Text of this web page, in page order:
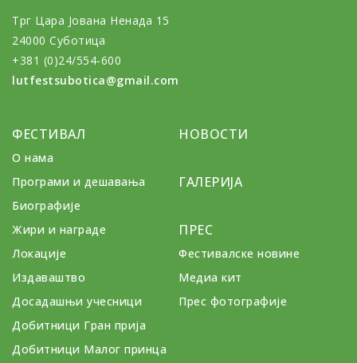
Трг Цара Јована Ненада 15
24000 Суботица
+381 (0)24/554-600
lutfestsubotica@gmail.com
ФЕСТИВАЛ
О нама
Програми и дешавања
Биографије
Жири и награде
Локације
Издаваштво
Досадашњи учесници
Добитници Гран прија
Добитници Малог принца
НОВОСТИ
ГАЛЕРИЈА
ПРЕС
Фестивалске новине
Медиа кит
Прес фотографије